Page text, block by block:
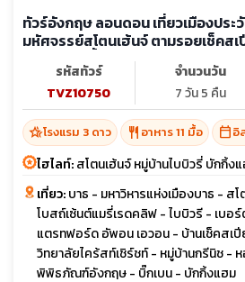
hotel_classโรงแรม 4 ดาว restaurantอาหาร 11 มื้อ + บนเ
ไฮไลท์:ชมพิธีเปลี่ยนเวรทหารวังบักกิงแฮ
อินสโตนเฮนจ์
เที่ยว:สโตนเฮนจ์ - ท่าเรืออัลเบิร์ต - อนุส
กีฬาแอนฟิลด์ - สนามกีฬาโอลด์แทรฟฟอ
เชกสเปียร์ - หอนาฬิกาบิกเบน - ลอนดอน
เตอร์ - หอคอยแห่งลอนดอน - พระราช
บริติช
calendar_monthช่วงเวลาเดินทางต.ค.